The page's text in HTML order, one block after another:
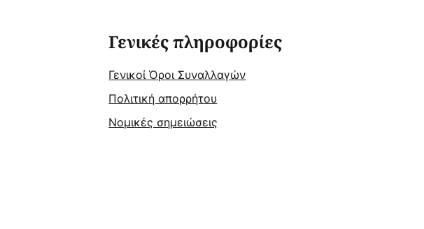
Γενικές πληροφορίες
Γενικοί Όροι Συναλλαγών
Πολιτική απορρήτου
Νομικές σημειώσεις